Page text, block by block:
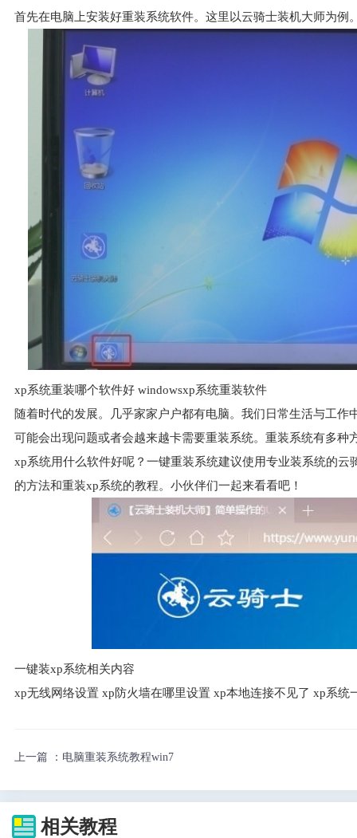
首先在电脑上安装好重装系统软件。这里以云骑士装机大师为例
xp系统重装哪个软件好 windowsxp系统重装软件
随着时代的发展。几乎家家户户都有电脑。我们日常生活与工
可能会出现问题或者会越来越卡需要重装系统。重装系统有多
xp系统用什么软件好呢？一键重装系统建议使用专业装系统的云
的方法和重装xp系统的教程。小伙伴们一起来看看吧！
一键装xp系统相关内容
xp无线网络设置 xp防火墙在哪里设置 xp本地连接不见了 xp系统
上一篇 ： 电脑重装系统教程win7
相关教程